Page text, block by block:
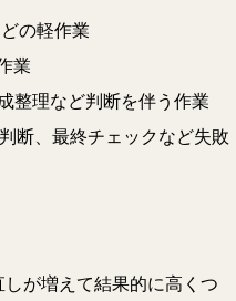
の軽作業
業
整理など判断を伴う作業
断、最終チェックなど失敗
が増えて結果的に高くつ